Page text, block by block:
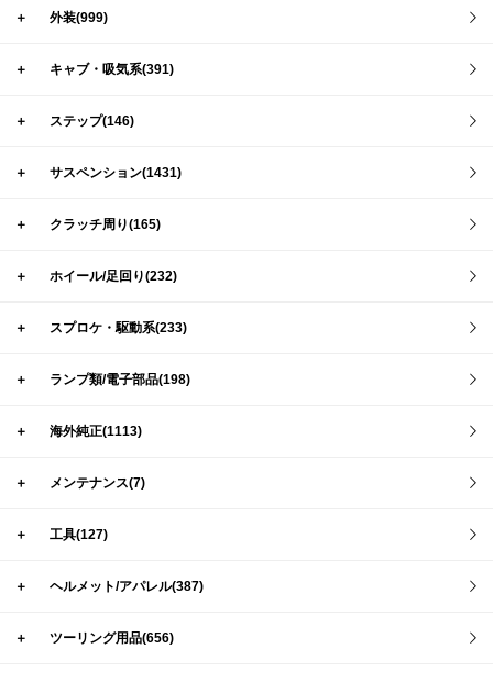
＋ 外装(999)
＋ キャブ・吸気系(391)
＋ ステップ(146)
＋ サスペンション(1431)
＋ クラッチ周り(165)
＋ ホイール/足回り(232)
＋ スプロケ・駆動系(233)
＋ ランプ類/電子部品(198)
＋ 海外純正(1113)
＋ メンテナンス(7)
＋ 工具(127)
＋ ヘルメット/アパレル(387)
＋ ツーリング用品(656)